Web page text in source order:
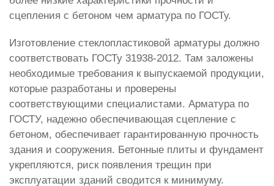
сцепления с бетоном чем арматура по ГОСТу.
Изготовление стеклопластиковой арматуры должно
соответствовать ГОСТу 31938-2012. Там заложены
необходимые требования к выпускаемой продукции,
которые разработаны и проверены
соответствующими специалистами. Арматура по
ГОСТУ, надежно обеспечивающая сцепление с
бетоном, обеспечивает гарантированную прочность
здания и сооружения. Бетонные плиты и фундамент
укрепляются, риск появления трещин при
эксплуатации зданий сводится к минимуму.